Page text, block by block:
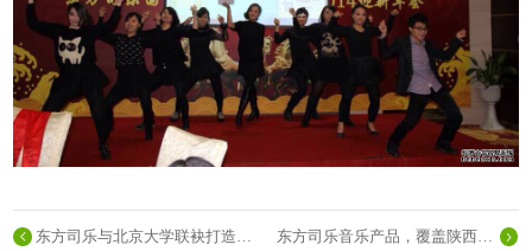
东方司乐与北京大学联袂打造的研究成果 东方司乐音乐产品，覆盖陕西省主要城市